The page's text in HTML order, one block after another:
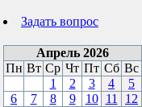
Задать вопрос
Апрель 2026
Пн Вт Ср Чт Пт Сб Вс
1
2 3 4
5
6
7 8 9 10 11
12